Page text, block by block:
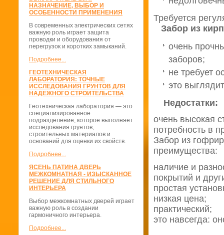
НАЗНАЧЕНИЕ, ВЫБОР И
ОСОБЕННОСТИ ПРИМЕНЕНИЯ
В современных электрических сетях
важную роль играет защита
проводки и оборудования от
перегрузок и коротких замыканий.
Подробнее...
ГЕОТЕХНИЧЕСКАЯ
ЛАБОРАТОРИЯ: ТОЧНЫЕ
ИССЛЕДОВАНИЯ ГРУНТОВ ДЛЯ
НАДЕЖНОГО СТРОИТЕЛЬСТВА
Геотехническая лаборатория — это
специализированное
подразделение, которое выполняет
исследования грунтов,
строительных материалов и
оснований для оценки их свойств.
Подробнее...
ЯСЕНЬ ПАТИНА ДВЕРЬ
МЕЖКОМНАТНАЯ - ИЗЫСКАННОЕ
РЕШЕНИЕ ДЛЯ СТИЛЬНОГО
ИНТЕРЬЕРА
Выбор межкомнатных дверей играет
важную роль в создании
гармоничного интерьера.
Подробнее...
Требуется
Забор из
очень
заборов;
не требует
это
Недостатки:
очень высокая
потребность в
Забор из
преимущества:
наличие и
покрытий и
простая
низкая цена;
практический;
это навсегда: